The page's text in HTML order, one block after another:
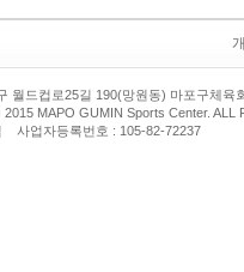
월드컵로25길 190(망원동) 마포구체
MAPO GUMIN Sports Center. ALL
사업자등록번호 : 105-82-72237